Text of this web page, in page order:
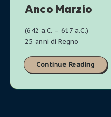
Anco Marzio
(642 a.C. – 617 a.C.)
25 anni di Regno
Continue Reading